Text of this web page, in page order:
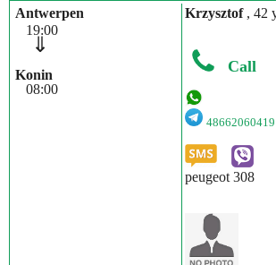
Antwerpen
19:00
⇓
Konin
08:00
Krzysztof , 42
Call
48662060419
peugeot 308